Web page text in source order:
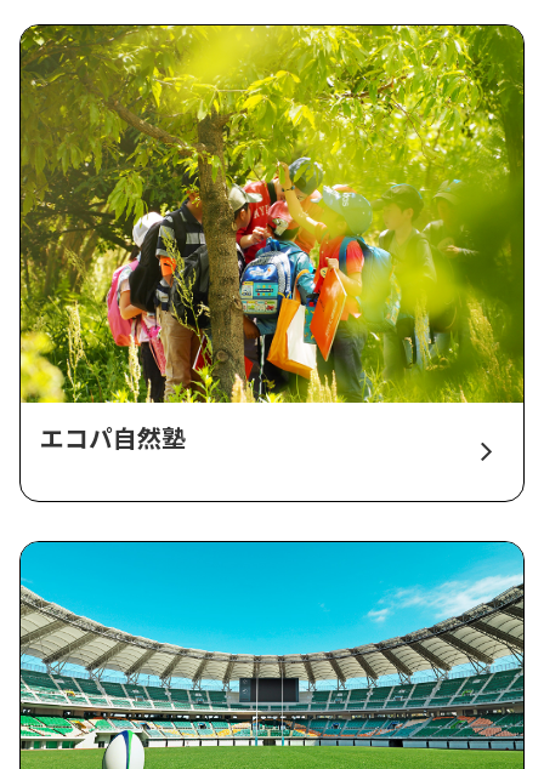
エコパ自然塾